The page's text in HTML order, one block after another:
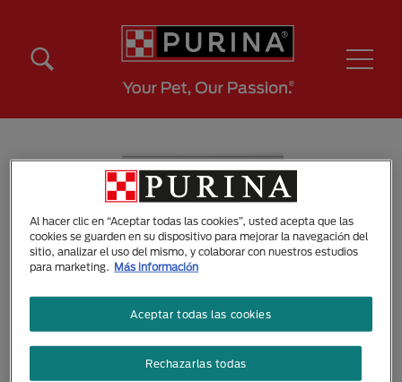
Al hacer clic en “Aceptar todas las cookies”, usted acepta que las
cookies se guarden en su dispositivo para mejorar la navegación del
sitio, analizar el uso del mismo, y colaborar con nuestros estudios
para marketing.
Más información
Rechazarlas todas
Aceptar todas las cookies